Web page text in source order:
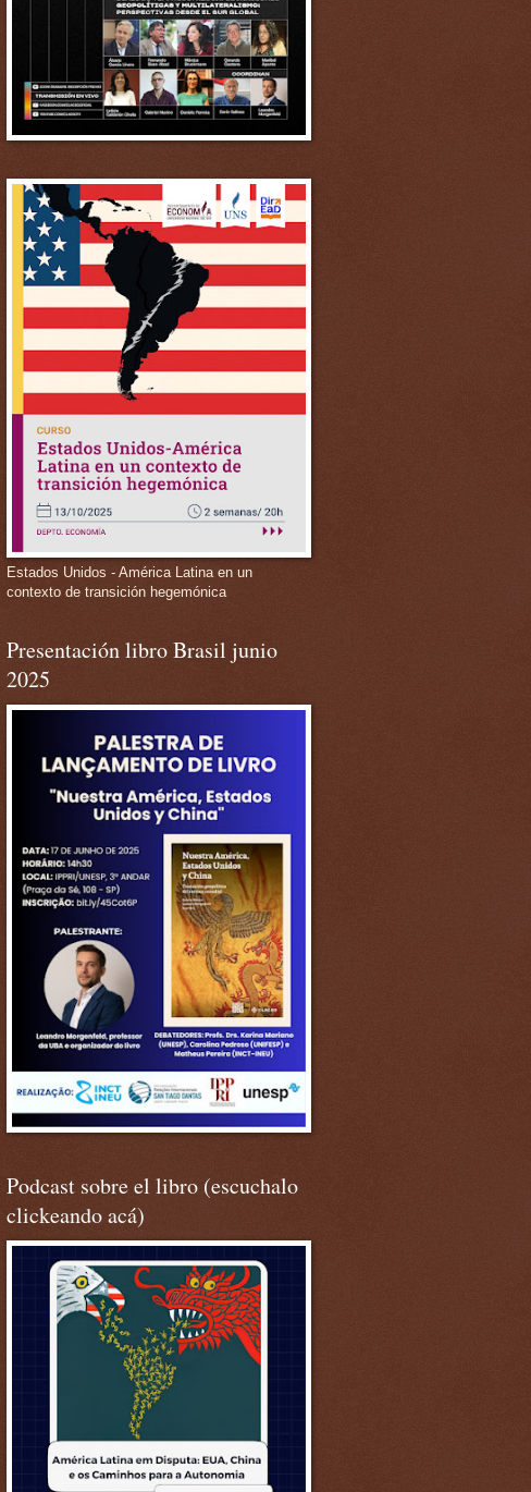
Estados Unidos - América Latina en un
contexto de transición hegemónica
Presentación libro Brasil junio
2025
Podcast sobre el libro (escuchalo
clickeando acá)